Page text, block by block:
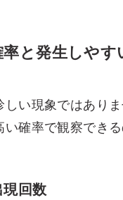
と発生しやす
しい現象ではあり
確率で観察できる
回数